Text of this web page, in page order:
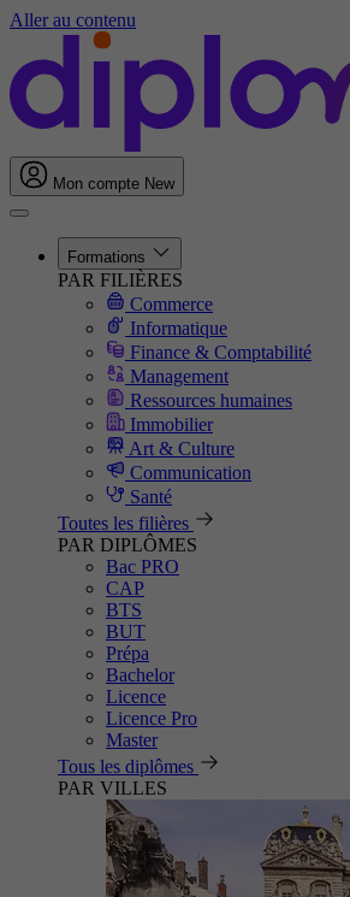
Aller au contenu
Mon compte New
Formations
PAR FILIÈRES
Commerce
Informatique
Finance & Comptabilité
Management
Ressources humaines
Immobilier
Art & Culture
Communication
Santé
Toutes les filières
PAR DIPLÔMES
Bac PRO
CAP
BTS
BUT
Prépa
Bachelor
Licence
Licence Pro
Master
Tous les diplômes
PAR VILLES